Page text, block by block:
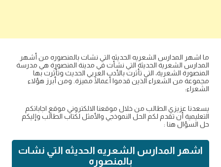
ما اشهر المدارس الشعريه الحديثه التي نشات بالمنصوره من أشهر
المدارس الشعرية الحديثة التي نشأت في مدينة المنصورة هي مدرسة
المنصورة الشعرية، التي تأثرت بالأدب العربي الحديث وتأثرت بها
مجموعة من الشعراء الذين قدموا أعمالًا مميزة. ومن أبرز هؤلاء
الشعراء:
يسعدنا عزيزي الطالب من خلال موقعنا الالكتروني موقع اجاباتكم
التعليمية أن تقدم لكم الحل النموذجي والأمثل لكتاب الطالب وإليكم
حل السؤال هنا :
اشهر المدارس الشعريه الحديثه التي نشات
بالمنصوره